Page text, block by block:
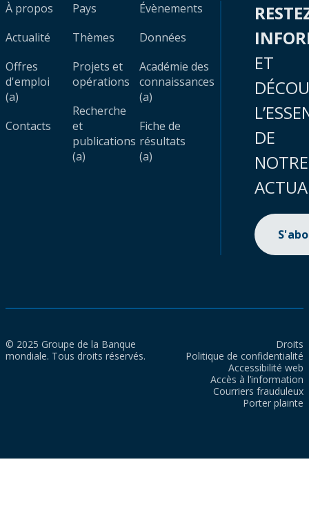
À propos
Actualité
Offres
d'emploi
(a)
Contacts
Pays
Thèmes
Projets et
opérations
Recherche
et
publications
(a)
Évènements
Données
Académie des
connaissances
(a)
Fiche de
résultats
(a)
ET
DE
NOTRE
© 2025 Groupe de la Banque
mondiale. Tous droits réservés.
Droits
Politique de confidentialité
Accessibilité web
Accès à l’information
Courriers frauduleux
Porter plainte